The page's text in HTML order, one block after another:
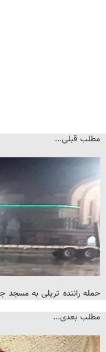
مطلب قبلی...
حمله راننده تریلی به مسجد
مطلب بعدی...